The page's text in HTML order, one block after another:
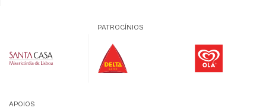
PATROCÍNIOS
APOIOS